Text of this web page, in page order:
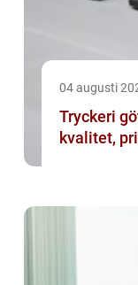
04 augusti
Tryckeri
kvalitet,